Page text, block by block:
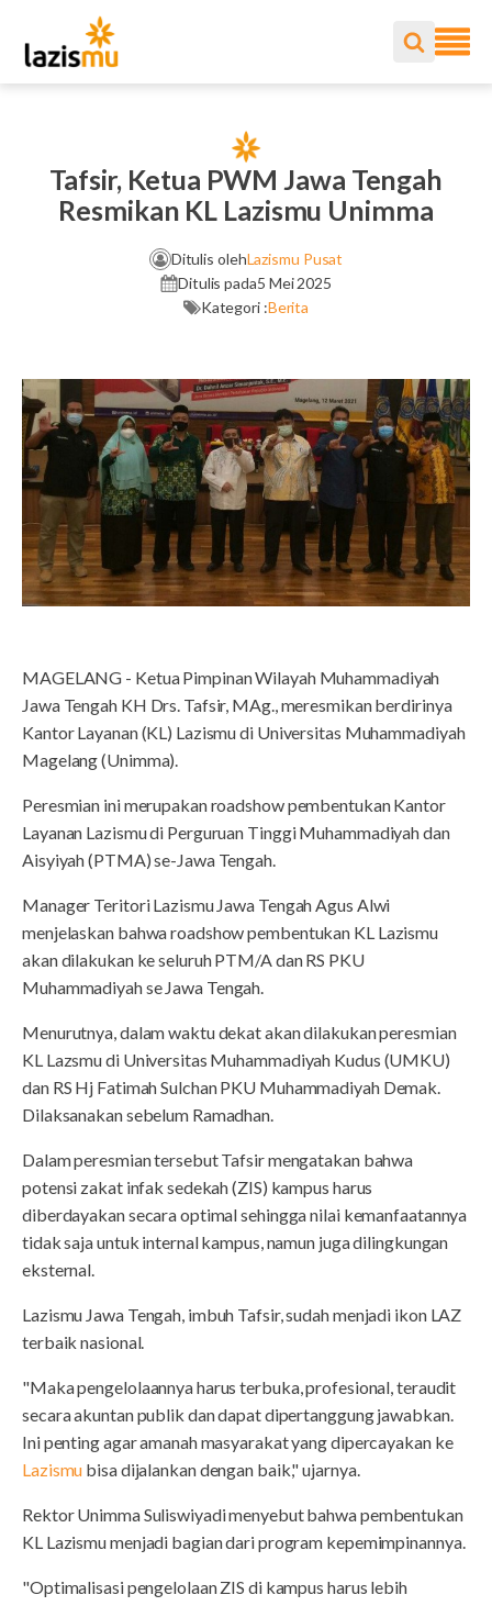
Tafsir, Ketua PWM Jawa Tengah
Resmikan KL Lazismu Unimma
Ditulis olehLazismu Pusat
Ditulis pada5 Mei 2025
Kategori :Berita
MAGELANG - Ketua Pimpinan Wilayah Muhammadiyah
Jawa Tengah KH Drs. Tafsir, MAg., meresmikan berdirinya
Kantor Layanan (KL) Lazismu di Universitas Muhammadiyah
Magelang (Unimma).
Peresmian ini merupakan roadshow pembentukan Kantor
Layanan Lazismu di Perguruan Tinggi Muhammadiyah dan
Aisyiyah (PTMA) se-Jawa Tengah.
Manager Teritori Lazismu Jawa Tengah Agus Alwi
menjelaskan bahwa roadshow pembentukan KL Lazismu
akan dilakukan ke seluruh PTM/A dan RS PKU
Muhammadiyah se Jawa Tengah.
Menurutnya, dalam waktu dekat akan dilakukan peresmian
KL Lazsmu di Universitas Muhammadiyah Kudus (UMKU)
dan RS Hj Fatimah Sulchan PKU Muhammadiyah Demak.
Dilaksanakan sebelum Ramadhan.
Dalam peresmian tersebut Tafsir mengatakan bahwa
potensi zakat infak sedekah (ZIS) kampus harus
diberdayakan secara optimal sehingga nilai kemanfaatannya
tidak saja untuk internal kampus, namun juga dilingkungan
eksternal.
Lazismu Jawa Tengah, imbuh Tafsir, sudah menjadi ikon LAZ
terbaik nasional.
"Maka pengelolaannya harus terbuka, profesional, teraudit
secara akuntan publik dan dapat dipertanggung jawabkan.
Ini penting agar amanah masyarakat yang dipercayakan ke
Lazismu bisa dijalankan dengan baik," ujarnya.
Rektor Unimma Suliswiyadi menyebut bahwa pembentukan
KL Lazismu menjadi bagian dari program kepemimpinannya.
"Optimalisasi pengelolaan ZIS di kampus harus lebih